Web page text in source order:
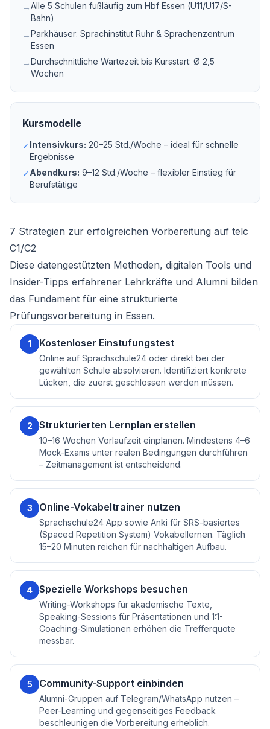
→Alle 5 Schulen fußläufig zum Hbf Essen (U11/U17/S-
Bahn)
→Parkhäuser: Sprachinstitut Ruhr & Sprachenzentrum
Essen
→Durchschnittliche Wartezeit bis Kursstart: Ø 2,5
Wochen
Kursmodelle
✓Intensivkurs: 20–25 Std./Woche – ideal für schnelle
Ergebnisse
✓Abendkurs: 9–12 Std./Woche – flexibler Einstieg für
Berufstätige
7 Strategien zur erfolgreichen Vorbereitung auf telc
C1/C2
Diese datengestützten Methoden, digitalen Tools und
Insider-Tipps erfahrener Lehrkräfte und Alumni bilden
das Fundament für eine strukturierte
Prüfungsvorbereitung in Essen.
1 Kostenloser Einstufungstest
Online auf Sprachschule24 oder direkt bei der
gewählten Schule absolvieren. Identifiziert konkrete
Lücken, die zuerst geschlossen werden müssen.
2 Strukturierten Lernplan erstellen
10–16 Wochen Vorlaufzeit einplanen. Mindestens 4–6
Mock-Exams unter realen Bedingungen durchführen
– Zeitmanagement ist entscheidend.
3 Online-Vokabeltrainer nutzen
Sprachschule24 App sowie Anki für SRS-basiertes
(Spaced Repetition System) Vokabellernen. Täglich
15–20 Minuten reichen für nachhaltigen Aufbau.
4 Spezielle Workshops besuchen
Writing-Workshops für akademische Texte,
Speaking-Sessions für Präsentationen und 1:1-
Coaching-Simulationen erhöhen die Trefferquote
messbar.
5 Community-Support einbinden
Alumni-Gruppen auf Telegram/WhatsApp nutzen –
Peer-Learning und gegenseitiges Feedback
beschleunigen die Vorbereitung erheblich.